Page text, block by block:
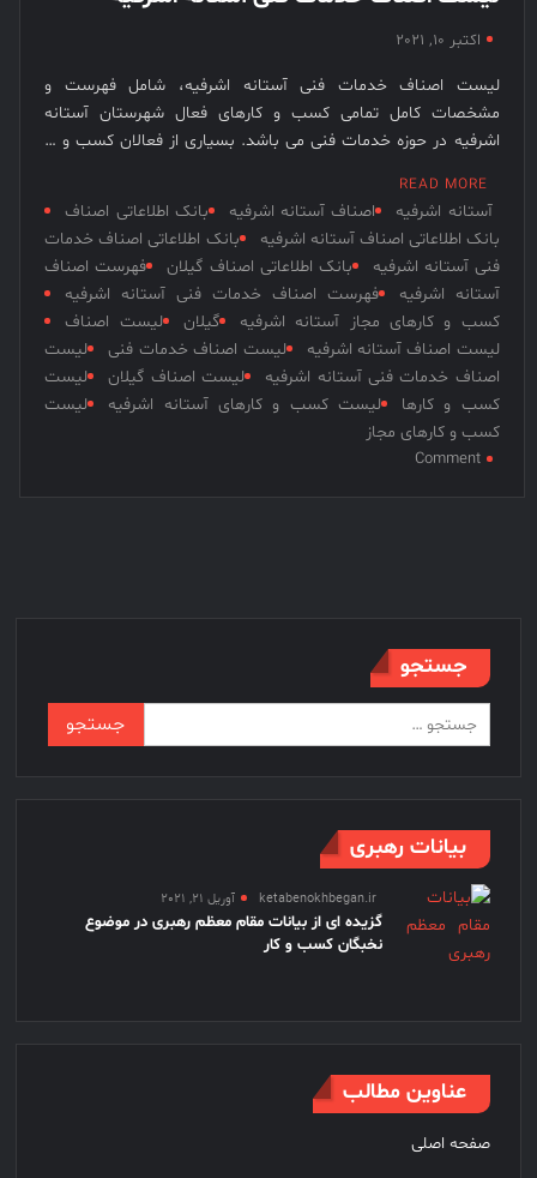
– کتاب
نخبگان
ورزش
کتاب
نخبگان
کسب و
کار ایران
– کتاب
نخبگان
ایران
اکتبر 10, 2021
لیست اصناف خدمات فنی آستانه اشرفیه، شامل فهرست و
مشخصات کامل تمامی کسب و کارهای فعال شهرستان آستانه
اشرفیه در حوزه خدمات فنی می باشد. بسیاری از فعالان کسب و …
READ MORE
آستانه اشرفیه اصناف آستانه اشرفیه
بانک اطلاعاتی اصناف
بانک اطلاعاتی اصناف آستانه اشرفیه
بانک اطلاعاتی اصناف خدمات
فنی آستانه اشرفیه
بانک اطلاعاتی اصناف گیلان
فهرست اصناف
آستانه اشرفیه
فهرست اصناف خدمات فنی آستانه اشرفیه
کسب و کارهای مجاز آستانه اشرفیه
گیلان
لیست اصناف
لیست اصناف آستانه اشرفیه
لیست اصناف خدمات فنی
لیست
اصناف خدمات فنی آستانه اشرفیه
لیست اصناف گیلان
لیست
کسب و کارها
لیست کسب و کارهای آستانه اشرفیه
لیست
کسب و کارهای مجاز
Comment
جستجو
برای:
بیانات رهبری
ketabenokhbegan.ir آوریل 21, 2021
گزیده ای از بیانات مقام معظم رهبری در موضوع
نخبگان کسب و کار
عناوین مطالب
صفحه اصلی